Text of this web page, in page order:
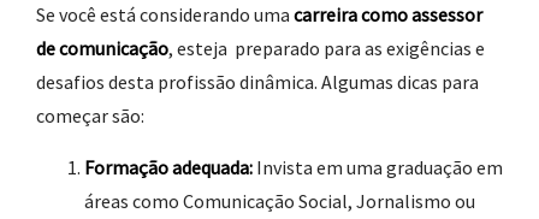
Se você está considerando uma carreira como assessor
de comunicação, esteja preparado para as exigências e
desafios desta profissão dinâmica. Algumas dicas para
começar são:
Formação adequada: Invista em uma graduação em
áreas como Comunicação Social, Jornalismo ou